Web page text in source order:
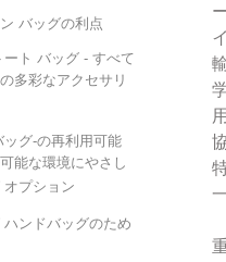
バッグの利点
ート バッグ - すべて
多彩なアクセサリ
ッグ-の再利用可能
能な環境にやさし
プション
ハンドバッグのため